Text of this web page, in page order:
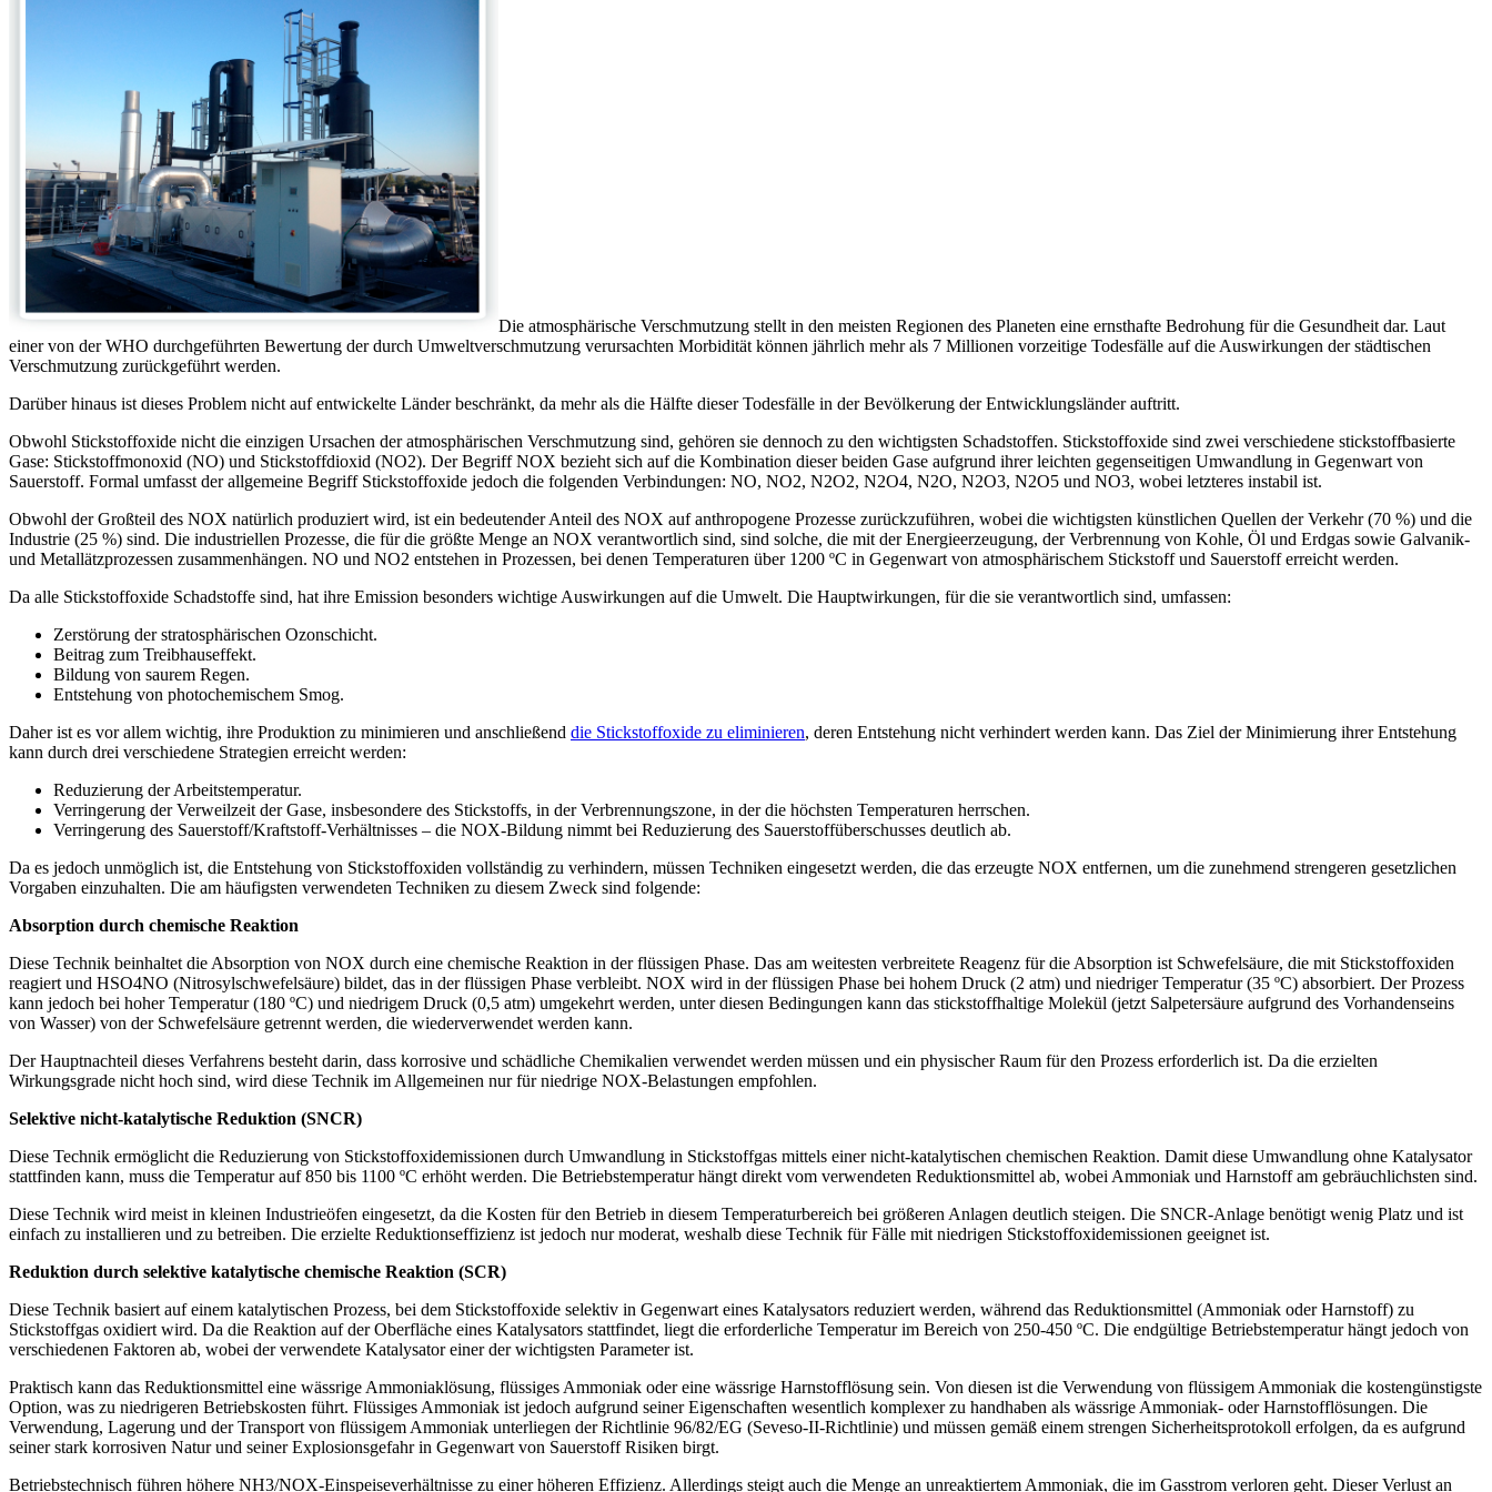
Die atmosphärische Verschmutzung stellt in den meisten Regionen des Planeten eine ernsthafte Bedrohung für die Gesundheit dar. Laut
einer von der WHO durchgeführten Bewertung der durch Umweltverschmutzung verursachten Morbidität können jährlich mehr als 7 Millionen vorzeitige Todesfälle auf die Auswirkungen der städtischen
Verschmutzung zurückgeführt werden.
Darüber hinaus ist dieses Problem nicht auf entwickelte Länder beschränkt, da mehr als die Hälfte dieser Todesfälle in der Bevölkerung der Entwicklungsländer auftritt.
Obwohl Stickstoffoxide nicht die einzigen Ursachen der atmosphärischen Verschmutzung sind, gehören sie dennoch zu den wichtigsten Schadstoffen. Stickstoffoxide sind zwei verschiedene stickstoffbasierte
Gase: Stickstoffmonoxid (NO) und Stickstoffdioxid (NO2). Der Begriff NOX bezieht sich auf die Kombination dieser beiden Gase aufgrund ihrer leichten gegenseitigen Umwandlung in Gegenwart von
Sauerstoff. Formal umfasst der allgemeine Begriff Stickstoffoxide jedoch die folgenden Verbindungen: NO, NO2, N2O2, N2O4, N2O, N2O3, N2O5 und NO3, wobei letzteres instabil ist.
Obwohl der Großteil des NOX natürlich produziert wird, ist ein bedeutender Anteil des NOX auf anthropogene Prozesse zurückzuführen, wobei die wichtigsten künstlichen Quellen der Verkehr (70 %) und die
Industrie (25 %) sind. Die industriellen Prozesse, die für die größte Menge an NOX verantwortlich sind, sind solche, die mit der Energieerzeugung, der Verbrennung von Kohle, Öl und Erdgas sowie Galvanik-
und Metallätzprozessen zusammenhängen. NO und NO2 entstehen in Prozessen, bei denen Temperaturen über 1200 ºC in Gegenwart von atmosphärischem Stickstoff und Sauerstoff erreicht werden.
Da alle Stickstoffoxide Schadstoffe sind, hat ihre Emission besonders wichtige Auswirkungen auf die Umwelt. Die Hauptwirkungen, für die sie verantwortlich sind, umfassen:
Zerstörung der stratosphärischen Ozonschicht.
Beitrag zum Treibhauseffekt.
Bildung von saurem Regen.
Entstehung von photochemischem Smog.
Daher ist es vor allem wichtig, ihre Produktion zu minimieren und anschließend die Stickstoffoxide zu eliminieren, deren Entstehung nicht verhindert werden kann. Das Ziel der Minimierung ihrer Entstehung
kann durch drei verschiedene Strategien erreicht werden:
Reduzierung der Arbeitstemperatur.
Verringerung der Verweilzeit der Gase, insbesondere des Stickstoffs, in der Verbrennungszone, in der die höchsten Temperaturen herrschen.
Verringerung des Sauerstoff/Kraftstoff-Verhältnisses – die NOX-Bildung nimmt bei Reduzierung des Sauerstoffüberschusses deutlich ab.
Da es jedoch unmöglich ist, die Entstehung von Stickstoffoxiden vollständig zu verhindern, müssen Techniken eingesetzt werden, die das erzeugte NOX entfernen, um die zunehmend strengeren gesetzlichen
Vorgaben einzuhalten. Die am häufigsten verwendeten Techniken zu diesem Zweck sind folgende:
Absorption durch chemische Reaktion
Diese Technik beinhaltet die Absorption von NOX durch eine chemische Reaktion in der flüssigen Phase. Das am weitesten verbreitete Reagenz für die Absorption ist Schwefelsäure, die mit Stickstoffoxiden
reagiert und HSO4NO (Nitrosylschwefelsäure) bildet, das in der flüssigen Phase verbleibt. NOX wird in der flüssigen Phase bei hohem Druck (2 atm) und niedriger Temperatur (35 ºC) absorbiert. Der Prozess
kann jedoch bei hoher Temperatur (180 ºC) und niedrigem Druck (0,5 atm) umgekehrt werden, unter diesen Bedingungen kann das stickstoffhaltige Molekül (jetzt Salpetersäure aufgrund des Vorhandenseins
von Wasser) von der Schwefelsäure getrennt werden, die wiederverwendet werden kann.
Der Hauptnachteil dieses Verfahrens besteht darin, dass korrosive und schädliche Chemikalien verwendet werden müssen und ein physischer Raum für den Prozess erforderlich ist. Da die erzielten
Wirkungsgrade nicht hoch sind, wird diese Technik im Allgemeinen nur für niedrige NOX-Belastungen empfohlen.
Selektive nicht-katalytische Reduktion (SNCR)
Diese Technik ermöglicht die Reduzierung von Stickstoffoxidemissionen durch Umwandlung in Stickstoffgas mittels einer nicht-katalytischen chemischen Reaktion. Damit diese Umwandlung ohne Katalysator
stattfinden kann, muss die Temperatur auf 850 bis 1100 ºC erhöht werden. Die Betriebstemperatur hängt direkt vom verwendeten Reduktionsmittel ab, wobei Ammoniak und Harnstoff am gebräuchlichsten sind.
Diese Technik wird meist in kleinen Industrieöfen eingesetzt, da die Kosten für den Betrieb in diesem Temperaturbereich bei größeren Anlagen deutlich steigen. Die SNCR-Anlage benötigt wenig Platz und ist
einfach zu installieren und zu betreiben. Die erzielte Reduktionseffizienz ist jedoch nur moderat, weshalb diese Technik für Fälle mit niedrigen Stickstoffoxidemissionen geeignet ist.
Reduktion durch selektive katalytische chemische Reaktion (SCR)
Diese Technik basiert auf einem katalytischen Prozess, bei dem Stickstoffoxide selektiv in Gegenwart eines Katalysators reduziert werden, während das Reduktionsmittel (Ammoniak oder Harnstoff) zu
Stickstoffgas oxidiert wird. Da die Reaktion auf der Oberfläche eines Katalysators stattfindet, liegt die erforderliche Temperatur im Bereich von 250-450 ºC. Die endgültige Betriebstemperatur hängt jedoch von
verschiedenen Faktoren ab, wobei der verwendete Katalysator einer der wichtigsten Parameter ist.
Praktisch kann das Reduktionsmittel eine wässrige Ammoniaklösung, flüssiges Ammoniak oder eine wässrige Harnstofflösung sein. Von diesen ist die Verwendung von flüssigem Ammoniak die kostengünstigste
Option, was zu niedrigeren Betriebskosten führt. Flüssiges Ammoniak ist jedoch aufgrund seiner Eigenschaften wesentlich komplexer zu handhaben als wässrige Ammoniak- oder Harnstofflösungen. Die
Verwendung, Lagerung und der Transport von flüssigem Ammoniak unterliegen der Richtlinie 96/82/EG (Seveso-II-Richtlinie) und müssen gemäß einem strengen Sicherheitsprotokoll erfolgen, da es aufgrund
seiner stark korrosiven Natur und seiner Explosionsgefahr in Gegenwart von Sauerstoff Risiken birgt.
Betriebstechnisch führen höhere NH3/NOX-Einspeiseverhältnisse zu einer höheren Effizienz. Allerdings steigt auch die Menge an unreaktiertem Ammoniak, die im Gasstrom verloren geht. Dieser Verlust an